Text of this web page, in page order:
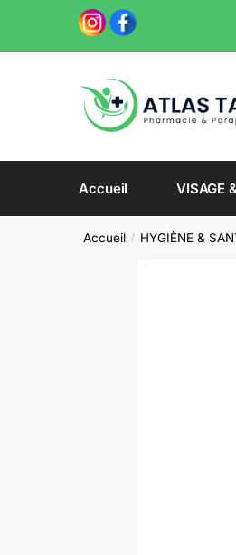
navigation
content
Accueil VISAGE
Accueil / HYGIÈNE &